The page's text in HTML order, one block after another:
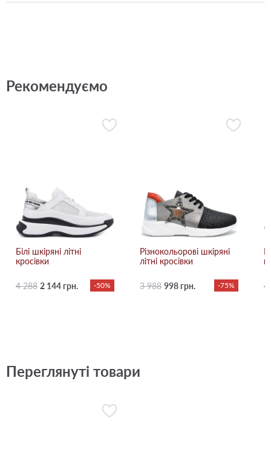
Рекомендуємо
Білі шкіряні літні
кросівки
4 288 2 144 грн. -50%
Різнокольорові шкіряні
літні кросівки
3 988 998 грн. -75% 4
Переглянуті товари